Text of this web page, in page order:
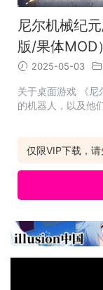
尼尔机械纪
版/果体MOD）
2025-05-03
关于桌面游戏 《
的机器人，以及他
仅限VIP下载，请